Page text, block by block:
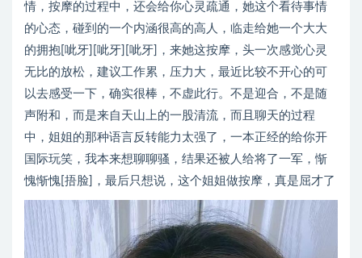
情，按摩的过程中，还会给你心灵疏通，她这个看待事情
的心态，碰到的一个内涵很高的高人，临走给她一个大大
的拥抱[呲牙][呲牙][呲牙]，来她这按摩，头一次感觉心灵
无比的放松，建议工作累，压力大，最近比较不开心的可
以去感受一下，确实很棒，不虚此行。不是迎合，不是随
声附和，而是来自天山上的一股清流，而且聊天的过程
中，姐姐的那种语言反转能力太强了，一本正经的给你开
国际玩笑，我本来想聊聊骚，结果还被人给将了一军，惭
愧惭愧[捂脸]，最后只想说，这个姐姐做按摩，真是屈才了